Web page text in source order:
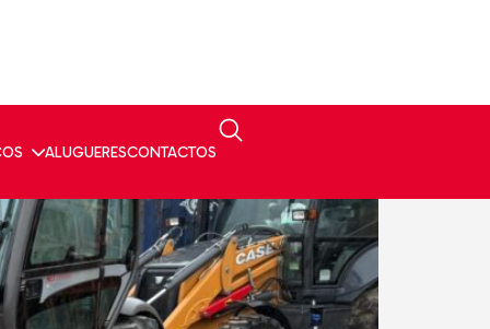
ALUGUERESCONTACTOS